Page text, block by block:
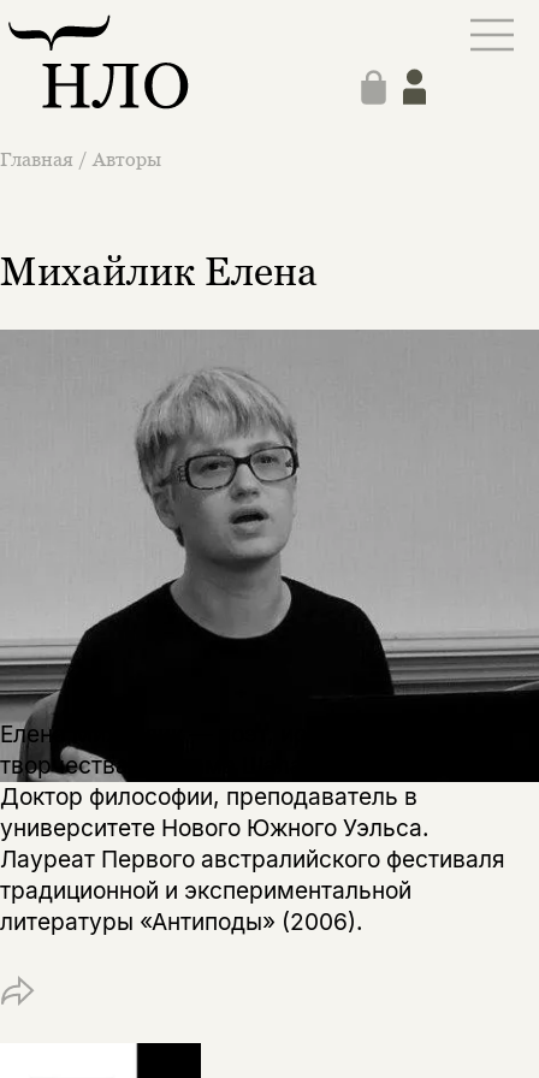
Главная / Авторы
Михайлик Елена
Елена Михайлик — поэт, исследователь
творчества Варлама Шаламова.
Доктор философии, преподаватель в
университете Нового Южного Уэльса.
Лауреат Первого австралийского фестиваля
традиционной и экспериментальной
литературы «Антиподы» (2006).
Подписка на рассылку
нет в продаже.